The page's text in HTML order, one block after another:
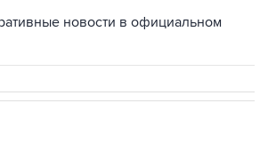
новости в официальном